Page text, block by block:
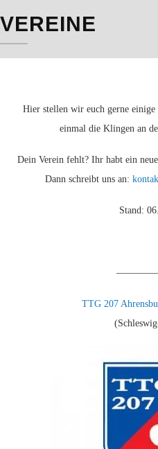
VEREINE
Hier stellen wir euch gerne
einmal die Klingen an
Dein Verein fehlt? Ihr habt ein
Dann schreibt uns an:
Stand:
TTG 207